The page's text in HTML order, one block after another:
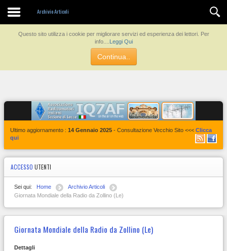
Questo sito utilizza i cookie per migliorare servizi ed esperienza dei lettori. Per
info....
Leggi Qui
Continua..
Archivio Articoli
Contatti
Ultimo aggiornamento : 14 Gennaio 2025 - Consultazione Vecchio Sito <<< Clicca
qui
ACCESSO UTENTI
Sei qui: Home
Archivio Articoli
Giornata Mondiale della Radio da Zollino (Le)
Giornata Mondiale della Radio da Zollino (Le)
Dettagli